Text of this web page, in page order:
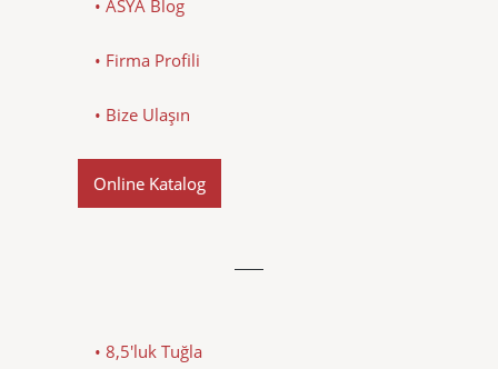
• ASYA Blog
• Firma Profili
• Bize Ulaşın
Online Katalog
• 8,5'luk Tuğla